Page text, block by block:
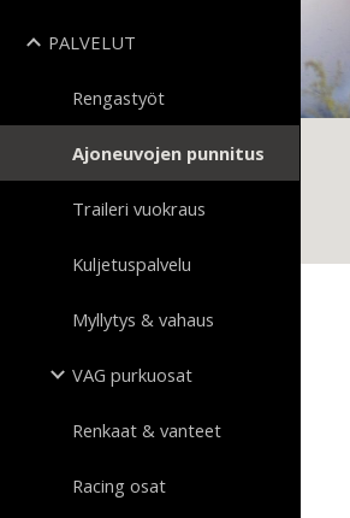
PALVELUT
Rengastyöt
Ajoneuvojen punnitus
Traileri vuokraus
Kuljetuspalvelu
Myllytys & vahaus
VAG purkuosat
Renkaat & vanteet
Racing osat